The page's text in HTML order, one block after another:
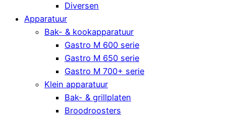
Diversen
Apparatuur
Bak- & kookapparatuur
Gastro M 600 serie
Gastro M 650 serie
Gastro M 700+ serie
Klein apparatuur
Bak- & grillplaten
Broodroosters